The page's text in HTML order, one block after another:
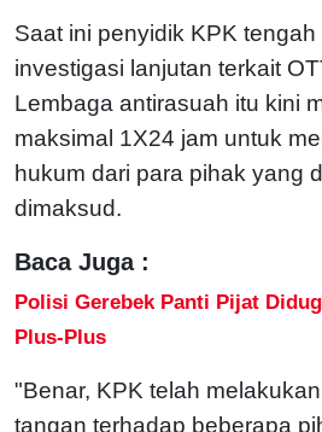
Saat ini penyidik KPK
investigasi lanjutan terkait
Lembaga antirasuah itu kini
maksimal 1X24 jam untuk
hukum dari para pihak yang
dimaksud.
Baca Juga :
Polisi Gerebek Panti Pijat
Plus-Plus
"Benar, KPK telah
tangan terhadap beberapa